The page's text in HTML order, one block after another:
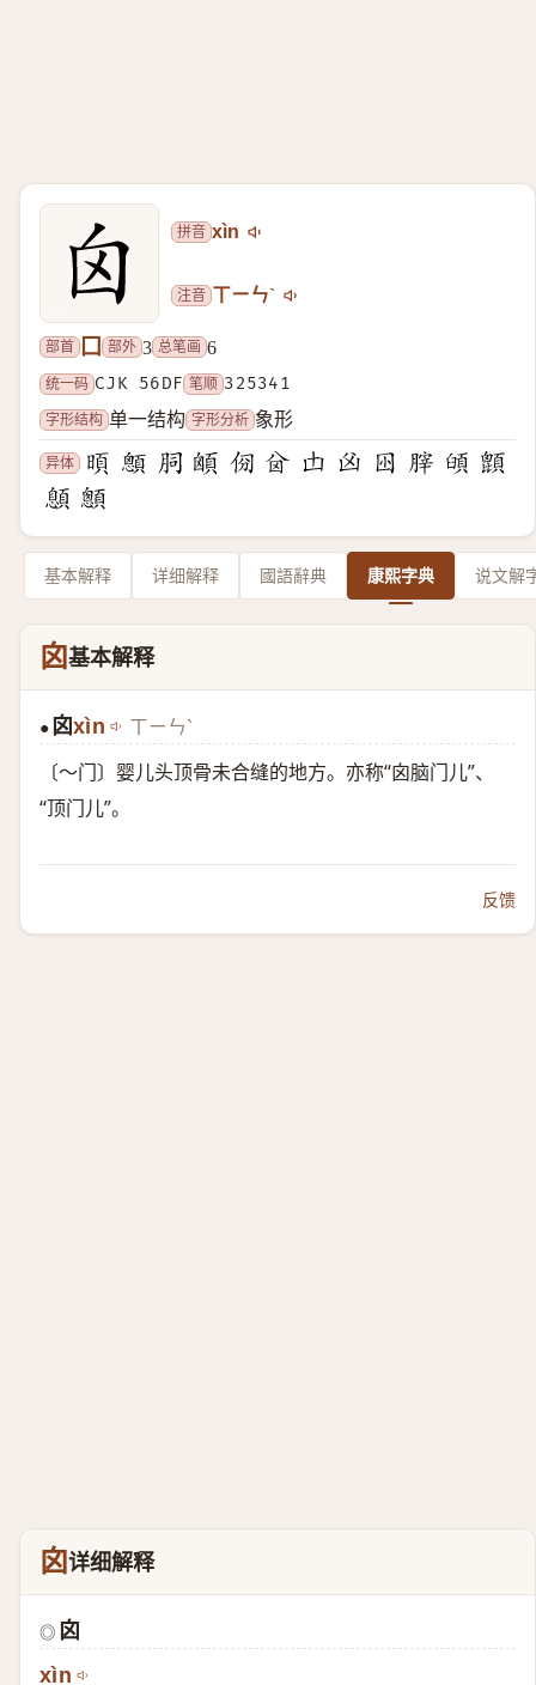
拼音 xìn
注音 ㄒㄧㄣˋ
部首 囗 部外 3 总笔画 6
统一码 CJK 56DF 笔顺 325341
字形结构 单一结构 字形分析 象形
异体
基本解释 详细解释 國語辭典 康熙字典 说文解
囟基本解释
● 囟xìn ㄒㄧㄣˋ
〔～门〕婴儿头顶骨未合缝的地方。亦称“囟脑门儿”、
“顶门儿”。
反馈
囟详细解释
◎ 囟
xìn